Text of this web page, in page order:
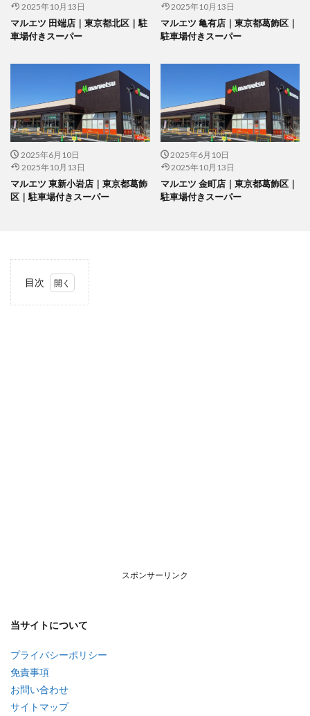
2025年10月13日
マルエツ 田端店｜東京都北区｜駐
車場付きスーパー
2025年10月13日
マルエツ 亀有店｜東京都葛飾区｜
駐車場付きスーパー
2025年6月10日
2025年10月13日
マルエツ 東新小岩店｜東京都葛飾
区｜駐車場付きスーパー
2025年6月10日
2025年10月13日
マルエツ 金町店｜東京都葛飾区｜
駐車場付きスーパー
目次
スポンサーリンク
当サイトについて
プライバシーポリシー
免責事項
お問い合わせ
サイトマップ